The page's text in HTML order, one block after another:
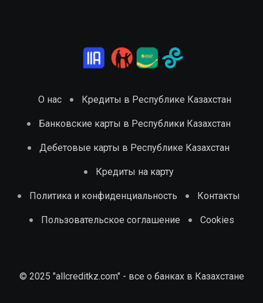
О нас Кредиты в Республике Казахстан
Банковские карты в Республики Казахстан
Дебетовые карты в Республике Казахстан
Кредиты на карту
Политика и конфиденциальность Контакты
Пользовательское соглашение Cookies
© 2025 "allcreditkz.com" - все о банках в Казахстане